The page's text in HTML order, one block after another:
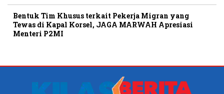
Bentuk Tim Khusus terkait Pekerja Migran yang
Tewas di Kapal Korsel, JAGA MARWAH Apresiasi
Menteri P2MI